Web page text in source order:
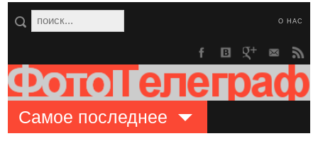
О НАС
Самое последнее